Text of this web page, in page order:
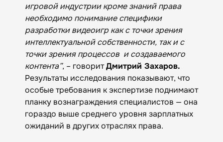
игровой индустрии кроме знаний права
необходимо понимание специфики
разработки видеоигр как с точки зрения
интеллектуальной собственности, так и с
точки зрения процессов и создаваемого
контента”, – говоритДмитрий Захаров.
Результаты исследования показывают, что
особые требования к экспертизе поднимают
планку вознаграждения специалистов — она
гораздо выше среднего уровня зарплатных
ожиданий в других отраслях права.